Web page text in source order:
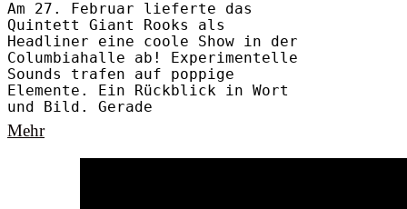
Am 27. Februar lieferte das
Quintett Giant Rooks als
Headliner eine coole Show in der
Columbiahalle ab! Experimentelle
Sounds trafen auf poppige
Elemente. Ein Rückblick in Wort
und Bild. Gerade
Mehr